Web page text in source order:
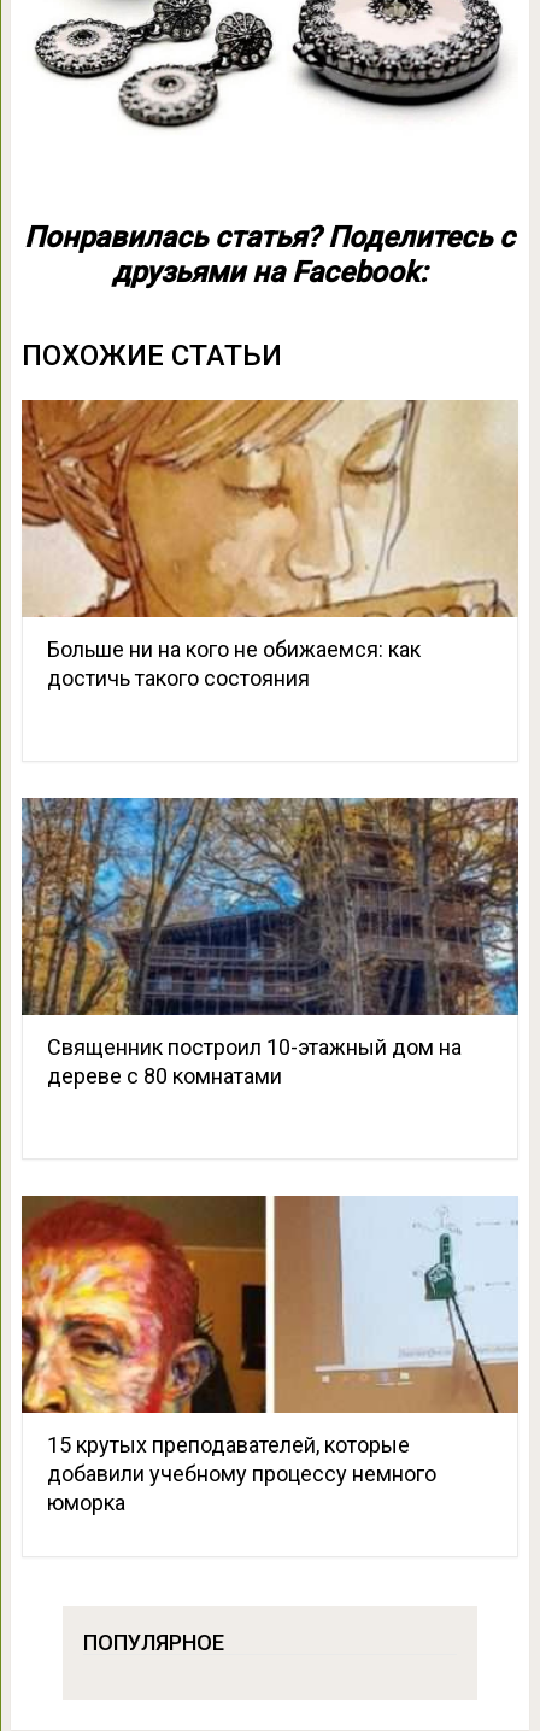
Понравилась статья? Поделитесь с
друзьями на Facebook:
ПОХОЖИЕ СТАТЬИ
Больше ни на кого не обижаемся: как
достичь такого состояния
Священник построил 10-этажный дом на
дереве с 80 комнатами
15 крутых преподавателей, которые
добавили учебному процессу немного
юморка
ПОПУЛЯРНОЕ